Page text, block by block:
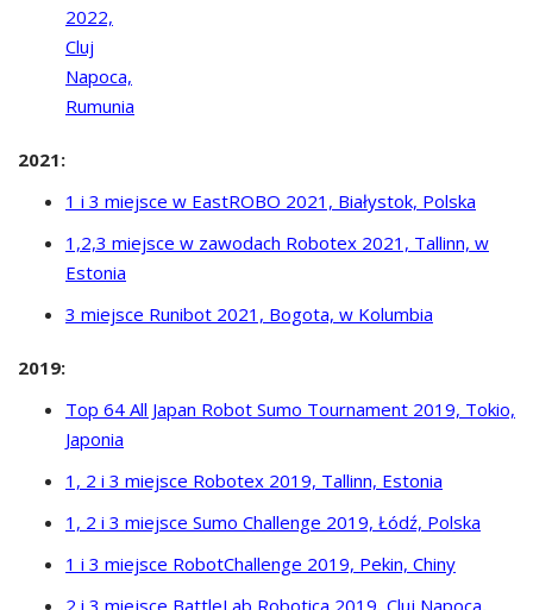
2022,
Cluj
Napoca,
Rumunia
2021:
1 i 3 miejsce w EastROBO 2021, Białystok, Polska
1,2,3 miejsce w zawodach Robotex 2021, Tallinn, w
Estonia
3 miejsce Runibot 2021, Bogota, w Kolumbia
2019:
Top 64 All Japan Robot Sumo Tournament 2019, Tokio,
Japonia
1, 2 i 3 miejsce Robotex 2019, Tallinn, Estonia
1, 2 i 3 miejsce Sumo Challenge 2019, Łódź, Polska
1 i 3 miejsce RobotChallenge 2019, Pekin, Chiny
2 i 3 miejsce BattleLab Robotica 2019, Cluj Napoca,